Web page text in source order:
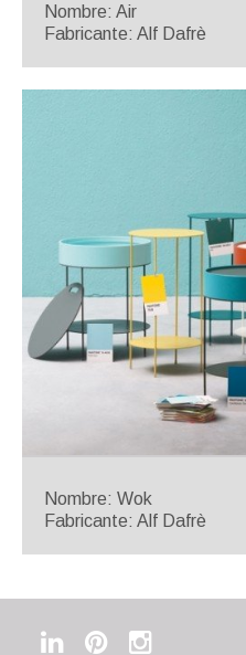
Nombre: Air
Fabricante: Alf Dafrè
Nombre: Wok
Fabricante: Alf Dafrè